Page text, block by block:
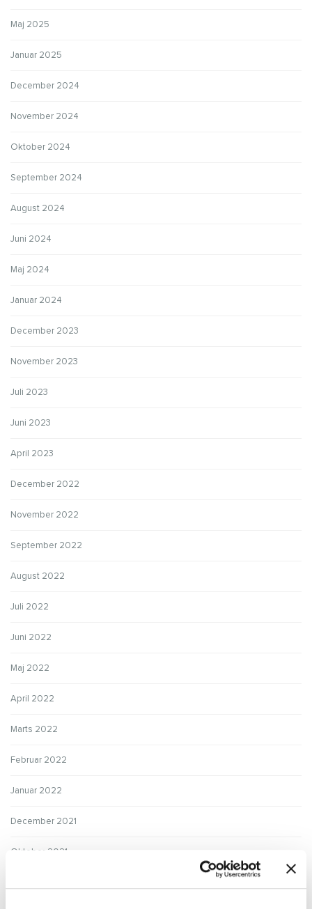
Maj 2025
Januar 2025
December 2024
November 2024
Oktober 2024
September 2024
August 2024
Juni 2024
Maj 2024
Januar 2024
December 2023
November 2023
Juli 2023
Juni 2023
April 2023
December 2022
November 2022
September 2022
August 2022
Juli 2022
Juni 2022
Maj 2022
April 2022
Marts 2022
Februar 2022
Januar 2022
December 2021
Oktober 2021